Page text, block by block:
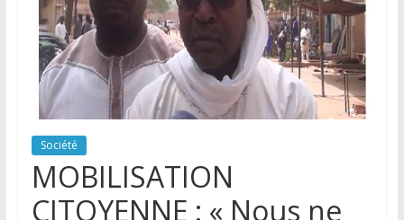
Société
MOBILISATION
CITOYENNE : « Nous ne